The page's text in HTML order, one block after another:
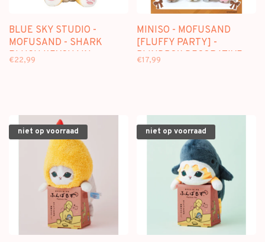
BLUE SKY STUDIO -
MOFUSAND - SHARK
PLUSH KEYCHAIN
€22,99
MINISO - MOFUSAND
[FLUFFY PARTY] -
BLINDBOX DECORATIVE
€17,99
niet op voorraad niet op voorraad